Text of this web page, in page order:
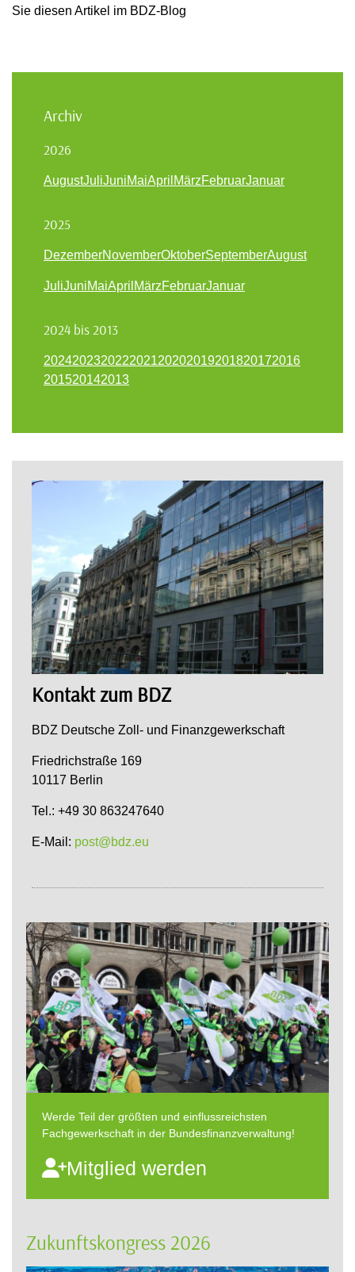
Sie diesen Artikel im BDZ-Blog
Archiv
2026
AugustJuliJuniMaiApril MärzFebruarJanuar
2025
DezemberNovemberOktoberSeptemberAugust
JuliJuniMaiApril MärzFebruarJanuar
2024 bis 2013
202420232022202120202019201820172016
201520142013
Kontakt zum BDZ
BDZ Deutsche Zoll- und Finanzgewerkschaft
Friedrichstraße 169
10117 Berlin
Tel.: +49 30 863247640
E-Mail: post@bdz.eu
Werde Teil der größten und einflussreichsten
Fachgewerkschaft in der Bundesfinanzverwaltung!
Mitglied werden
Zukunftskongress 2026